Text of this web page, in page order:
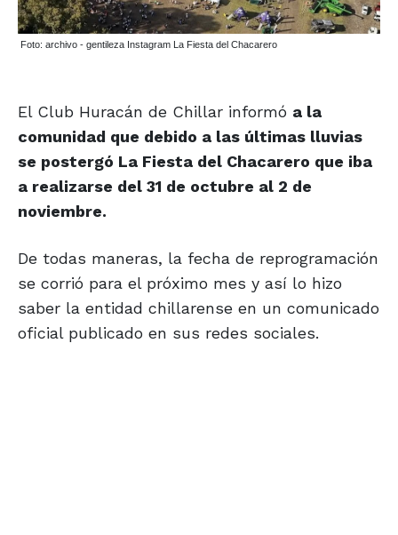
Foto: archivo - gentileza Instagram La Fiesta del Chacarero
El Club Huracán de Chillar informó a la
comunidad que debido a las últimas lluvias
se postergó La Fiesta del Chacarero que iba
a realizarse del 31 de octubre al 2 de
noviembre.
De todas maneras, la fecha de reprogramación
se corrió para el próximo mes y así lo hizo
saber la entidad chillarense en un comunicado
oficial publicado en sus redes sociales.